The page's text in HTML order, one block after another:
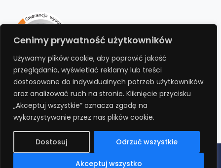
Cenimy prywatność użytkowników
Używamy plików cookie, aby poprawić jakość
przeglądania, wyświetlać reklamy lub treści
dostosowane do indywidualnych potrzeb użytkowników
oraz analizować ruch na stronie. Kliknięcie przycisku
„Akceptuj wszystkie” oznacza zgodę na
wykorzystywanie przez nas plików cookie.
Dostosuj Odrzuć wszystkie
Akceptuj wszystko
przedłużenie gwarancji
Bezpłatnie przedłuż gwarancję o kolejne 12
miesięcy rejestrując produkt na stronie.
REJESTRUJ
Polityka prywatności Regulamin RODO